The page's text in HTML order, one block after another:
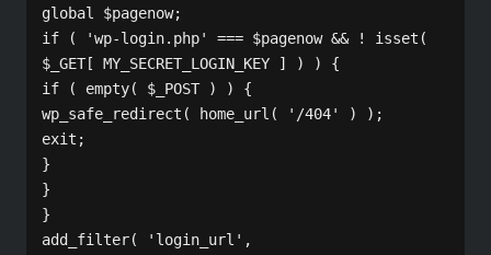
global $pagenow;
if ( 'wp-login.php' === $pagenow && ! isset(
$_GET[ MY_SECRET_LOGIN_KEY ] ) ) {
if ( empty( $_POST ) ) {
wp_safe_redirect( home_url( '/404' ) );
exit;
}
}
}
add_filter( 'login_url',